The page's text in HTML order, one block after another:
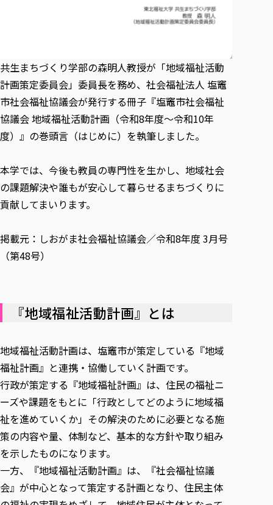
教育実践活動（教育学科学生のみ受講可能）
学生生活サポート
学生自主活動支援
社会人学生の育児支援（一時預かり）
学生総合補償制度
共生まちづくり学部の森明人教授が「地域福祉活動
計画策定委員会」委員長を務め、社会福祉法人 塩竈
市社会福祉協議会が発行する冊子『塩竈市社会福祉
協議会 地域福祉活動計画（令和8年度〜令和10年
度）』の巻頭言（はじめに）を執筆しました。
本学では、今後も教員の専門性を生かし、地域社会
の課題解決や誰もが安心して暮らせるまちづくりに
貢献してまいります。
掲載元：しおがま社会福祉協議会／令和8年度 3月号
（第48号）
『地域福祉活動計画』とは
地域福祉活動計画は、塩竈市が策定している『地域
福祉計画』と連携・協働していく計画です。
行政が策定する『地域福祉計画』は、住民の福祉ニ
ーズや課題をもとに「行政としてどのように地域福
祉を進めていくか」その解決のために必要となる施
策の内容や量、体制など、基本的な方針や取り組み
を示したものになります。
一方、『地域福祉活動計画』は、『社会福祉協議
会』が中心となって策定する計画となり、住民主体